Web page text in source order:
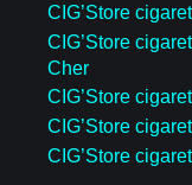
CIG’Store
CIG’Store
Cher
CIG’Store
CIG’Store
CIG’Store